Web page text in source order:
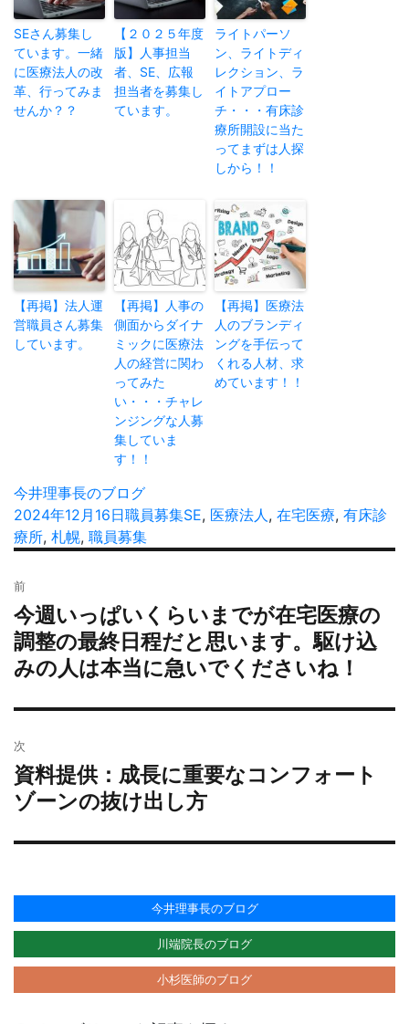
SEさん募集し
ています。一緒
に医療法人の改
革、行ってみま
せんか？？
【２０２５年度
版】人事担当
者、SE、広報
担当者を募集し
ています。
ライトパーソ
ン、ライトディ
レクション、ラ
イトアプロー
チ・・・有床診
療所開設に当た
ってまずは人探
しから！！
【再掲】法人運
営職員さん募集
しています。
【再掲】人事の
側面からダイナ
ミックに医療法
人の経営に関わ
ってみた
い・・・チャレ
ンジングな人募
集していま
す！！
【再掲】医療法
人のブランディ
ングを手伝って
くれる人材、求
めています！！
投
稿
者
今井理事長のブログ
投
稿
2024年12月16日カ
テ
職員募集タ
SE, 医療法人 , 在宅医療, 有床診
療所, 札幌, 職員募集
稿
ナ
ビ
ゲ
シ
ョ
ン
前
過
去
の
投
今週いっぱいくらいまでが在宅医療の
調整の最終日程だと思います。駆け込
みの人は本当に急いでくださいね！
次
次
の
投
稿:
資料提供：成長に重要なコンフォート
ゾーンの抜け出し方
今井理事長のブログ
川端院長のブログ
小杉医師のブログ